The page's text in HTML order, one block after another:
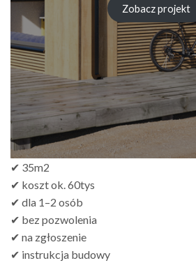
Zobacz projekt
✔ 35m2
✔ koszt ok. 60tys
✔ dla 1–2 osób
✔ bez pozwolenia
✔ na zgłoszenie
✔ instrukcja budowy